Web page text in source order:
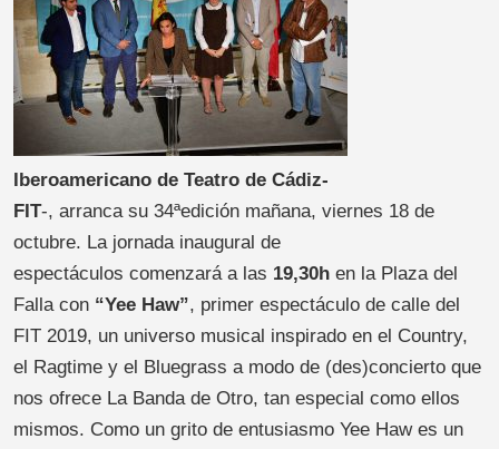
Iberoamericano de Teatro de Cádiz-
FIT-, arranca su 34ªedición mañana, viernes 18 de
octubre. La jornada inaugural de
espectáculos comenzará a las 19,30h en la Plaza del
Falla con “Yee Haw”, primer espectáculo de calle del
FIT 2019, un universo musical inspirado en el Country,
el Ragtime y el Bluegrass a modo de (des)concierto que
nos ofrece La Banda de Otro, tan especial como ellos
mismos. Como un grito de entusiasmo Yee Haw es un